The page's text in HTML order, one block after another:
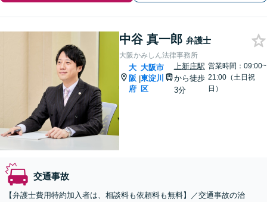
中谷 真一郎 弁護士
大阪かみしん法律事務所
大
阪
府
|
大阪市
東淀川
区
上新庄駅
から徒歩
3分
営業時間：09:00~
21:00（土日祝
日）
交通事故
【弁護士費用特約加入者は、相談料も依頼料も無料】／交通事故の治